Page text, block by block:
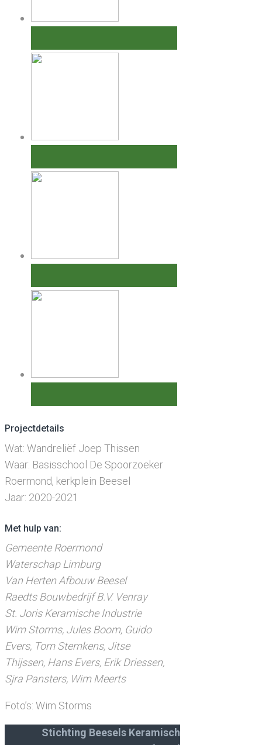
Projectdetails
Wat: Wandreliëf Joep Thissen
Waar: Basisschool De Spoorzoeker
Roermond, kerkplein Beesel
Jaar: 2020-2021
Met hulp van:
Gemeente Roermond
Waterschap Limburg
Van Herten Afbouw Beesel
Raedts Bouwbedrijf B.V. Venray
St. Joris Keramische Industrie
Wim Storms, Jules Boom, Guido
Evers, Tom Stemkens, Jitse
Thijssen, Hans Evers, Erik Driessen,
Sjra Pansters, Wim Meerts
Foto’s: Wim Storms
Stichting Beesels Keramisch